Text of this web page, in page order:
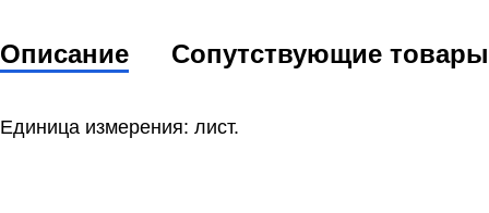
Описание Сопутствующие товары
Единица измерения: лист.